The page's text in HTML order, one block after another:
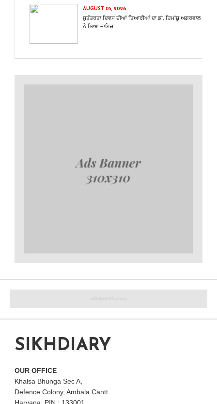
AUGUST 05, 2026
ਸੁਤੰਤਰਤਾ ਦਿਵਸ ਦੀਆਂ ਤਿਆਰੀਆਂ ਦਾ ਡਾ. ਹਿਮਾਂਸ਼ੂ ਅਗਰਵਾਲ
ਨੇ ਲਿਆ ਜਾਇਜ਼ਾ
SIKHDIARY
OUR OFFICE
Khalsa Bhunga Sec A,
Defence Colony, Ambala Cantt.
Haryana. PIN : 133001